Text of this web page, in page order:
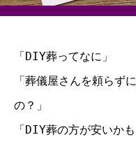
「DIY葬ってなに」
「葬儀屋さんを頼らず
の？」
「DIY葬の方が安いか